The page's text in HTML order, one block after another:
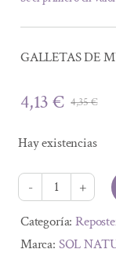
GALLETAS DE
4,35€El
4,13€
El
es:
Hay existencias
GALLETAS
DE
MUESLI
Alternative:
Categoría:
Marca: SOL